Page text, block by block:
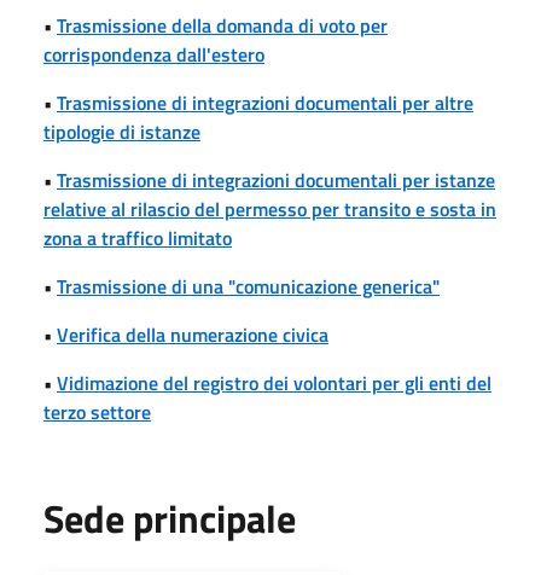
• Trasmissione della domanda di voto per
corrispondenza dall'estero
• Trasmissione di integrazioni documentali per altre
tipologie di istanze
• Trasmissione di integrazioni documentali per istanze
relative al rilascio del permesso per transito e sosta in
zona a traffico limitato
• Trasmissione di una "comunicazione generica"
• Verifica della numerazione civica
• Vidimazione del registro dei volontari per gli enti del
terzo settore
Sede principale